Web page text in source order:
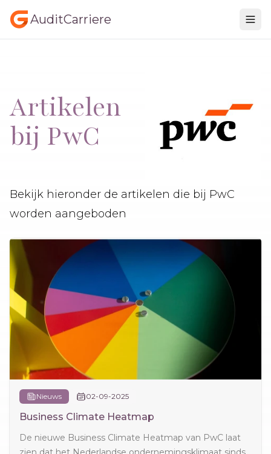
AuditCarriere
Artikelen
bij PwC
Bekijk hieronder de artikelen die bij PwC
worden aangeboden
Nieuws 02-09-2025
Business Climate Heatmap
De nieuwe Business Climate Heatmap van PwC laat